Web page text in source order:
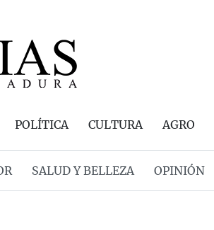
POLÍTICA CULTURA AGRO
SALUD Y BELLEZA OPINIÓN